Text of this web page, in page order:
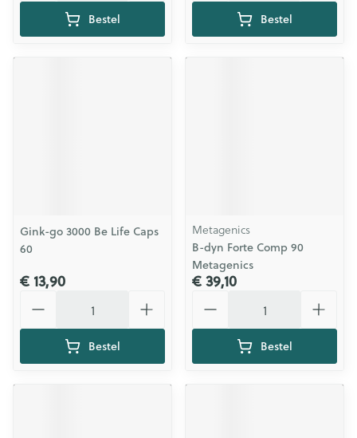
Bestel Bestel
Gink-go 3000 Be Life Caps
60
€ 13,90
Bestel
Metagenics
B-dyn Forte Comp 90
Metagenics
€ 39,10
Bestel